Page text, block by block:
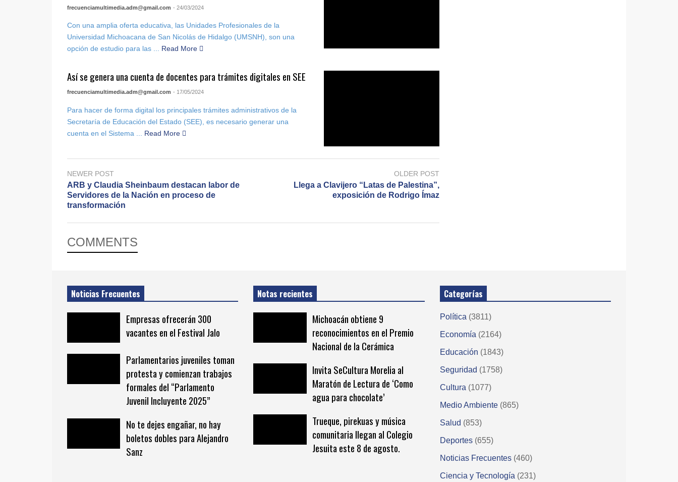
frecuenciamultimedia.adm@gmail.com - 24/03/2024
Con una amplia oferta educativa, las Unidades Profesionales de la
Universidad Michoacana de San Nicolás de Hidalgo (UMSNH), son una
opción de estudio para las ... Read More
Así se genera una cuenta de docentes para trámites digitales en SEE
frecuenciamultimedia.adm@gmail.com - 17/05/2024
Para hacer de forma digital los principales trámites administrativos de la
Secretaría de Educación del Estado (SEE), es necesario generar una
cuenta en el Sistema ...
Read More
NEWER POST
ARB y Claudia Sheinbaum destacan labor de
Servidores de la Nación en proceso de
transformación
OLDER POST
Llega a Clavijero “Latas de Palestina”,
exposición de Rodrigo Ímaz
COMMENTS
Noticias Frecuentes
Empresas ofrecerán 300
vacantes en el Festival Jalo
Parlamentarios juveniles toman
protesta y comienzan trabajos
formales del “Parlamento
Juvenil Incluyente 2025”
No te dejes engañar, no hay
boletos dobles para Alejandro
Sanz
Notas recientes
Michoacán obtiene 9
reconocimientos en el Premio
Nacional de la Cerámica
Invita SeCultura Morelia al
Maratón de Lectura de ‘Como
agua para chocolate’
Trueque, pirekuas y música
comunitaria llegan al Colegio
Jesuita este 8 de agosto.
Categorías
Política (3811)
Economía (2164)
Educación (1843)
Seguridad (1758)
Cultura (1077)
Medio Ambiente (865)
Salud (853)
Deportes (655)
Noticias Frecuentes (460)
Ciencia y Tecnología (231)